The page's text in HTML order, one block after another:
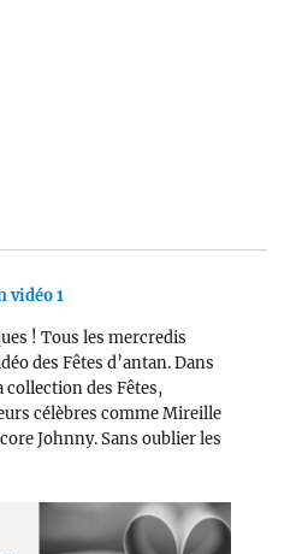
vidéo 1
! Tous les mercredis
des Fêtes d’antan. Dans
collection des Fêtes,
célèbres comme Mireille
Johnny. Sans oublier les